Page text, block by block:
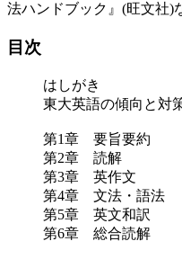
法ハンドブック』(旺文社)
目次
はしがき
東大英語の傾向と対
第1章 要旨要約
第2章 読解
第3章 英作文
第4章 文法・語法
第5章 英文和訳
第6章 総合読解